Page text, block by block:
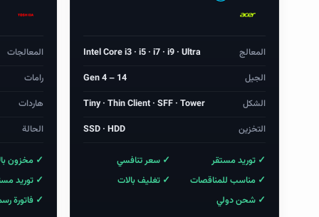
المعالج
Intel Core i3 · i5 · i7 · i9 · Ultra
الجيل
Gen 4 – 14
الشكل
Tiny · Thin Client · SFF · Tower
التخزين
SSD · HDD
✓ توريد مستقر
✓ سعر تنافسي
✓ مناسب للمناقصات
✓ تغليف بالات
✓ شحن دولي
المعالجات
رامات
هاردات
الحالة
✓ مخزون
✓ توريد
✓ فاتورة